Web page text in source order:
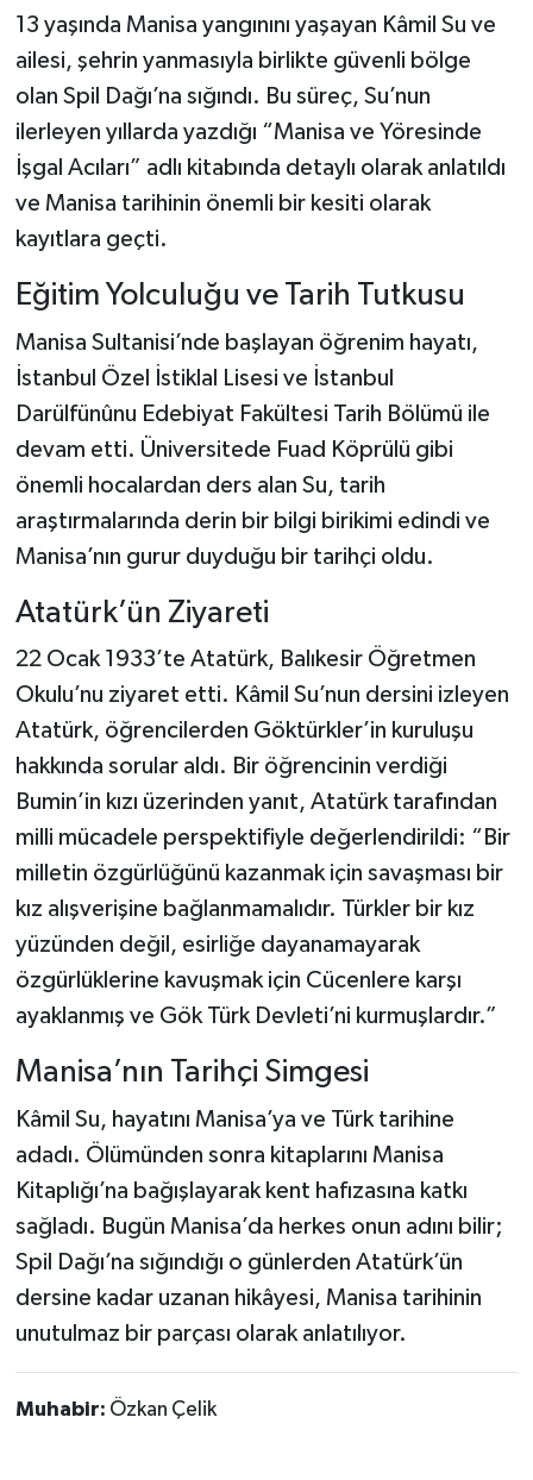
13 yaşında Manisa yangınını yaşayan Kâmil Su ve
ailesi, şehrin yanmasıyla birlikte güvenli bölge
olan Spil Dağı’na sığındı. Bu süreç, Su’nun
ilerleyen yıllarda yazdığı “Manisa ve Yöresinde
İşgal Acıları” adlı kitabında detaylı olarak anlatıldı
ve Manisa tarihinin önemli bir kesiti olarak
kayıtlara geçti.
Eğitim Yolculuğu ve Tarih Tutkusu
Manisa Sultanisi’nde başlayan öğrenim hayatı,
İstanbul Özel İstiklal Lisesi ve İstanbul
Darülfünûnu Edebiyat Fakültesi Tarih Bölümü ile
devam etti. Üniversitede Fuad Köprülü gibi
önemli hocalardan ders alan Su, tarih
araştırmalarında derin bir bilgi birikimi edindi ve
Manisa’nın gurur duyduğu bir tarihçi oldu.
Atatürk’ün Ziyareti
22 Ocak 1933’te Atatürk, Balıkesir Öğretmen
Okulu’nu ziyaret etti. Kâmil Su’nun dersini izleyen
Atatürk, öğrencilerden Göktürkler’in kuruluşu
hakkında sorular aldı. Bir öğrencinin verdiği
Bumin’in kızı üzerinden yanıt, Atatürk tarafından
milli mücadele perspektifiyle değerlendirildi: “Bir
milletin özgürlüğünü kazanmak için savaşması bir
kız alışverişine bağlanmamalıdır. Türkler bir kız
yüzünden değil, esirliğe dayanamayarak
özgürlüklerine kavuşmak için Cücenlere karşı
ayaklanmış ve Gök Türk Devleti’ni kurmuşlardır.”
Manisa’nın Tarihçi Simgesi
Kâmil Su, hayatını Manisa’ya ve Türk tarihine
adadı. Ölümünden sonra kitaplarını Manisa
Kitaplığı’na bağışlayarak kent hafızasına katkı
sağladı. Bugün Manisa’da herkes onun adını bilir;
Spil Dağı’na sığındığı o günlerden Atatürk’ün
dersine kadar uzanan hikâyesi, Manisa tarihinin
unutulmaz bir parçası olarak anlatılıyor.
Muhabir: Özkan Çelik